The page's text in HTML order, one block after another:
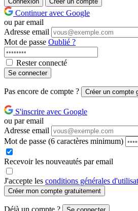
Continuer avec Google
ou par email
Adresse email
Mot de passe Oublié ?
Rester connecté
Se connecter
Pas encore de compte ? Créer un compte
S'inscrire avec Google
ou par email
Adresse email
Mot de passe (6 caractères minimum)
Recevoir les nouveautés par email
J'accepte les conditions générales
Créer mon compte gratuitement